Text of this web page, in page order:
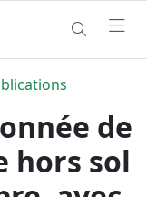
de
hors sol